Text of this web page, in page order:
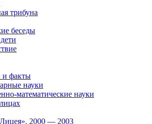
трибуна
беседы
и факты
науки
математические науки
2000 — 2003